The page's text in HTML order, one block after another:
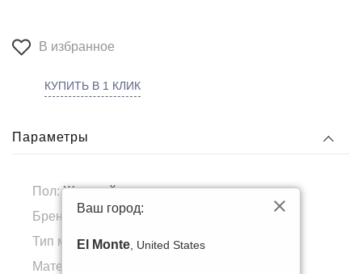
В избранное
КУПИТЬ В 1 КЛИК
Параметры
Пол:Женский
Бренд:
Forstmann
Тип материала:Натуральная кожа
Материал подкладка:
Ваш город:
El Monte , United States